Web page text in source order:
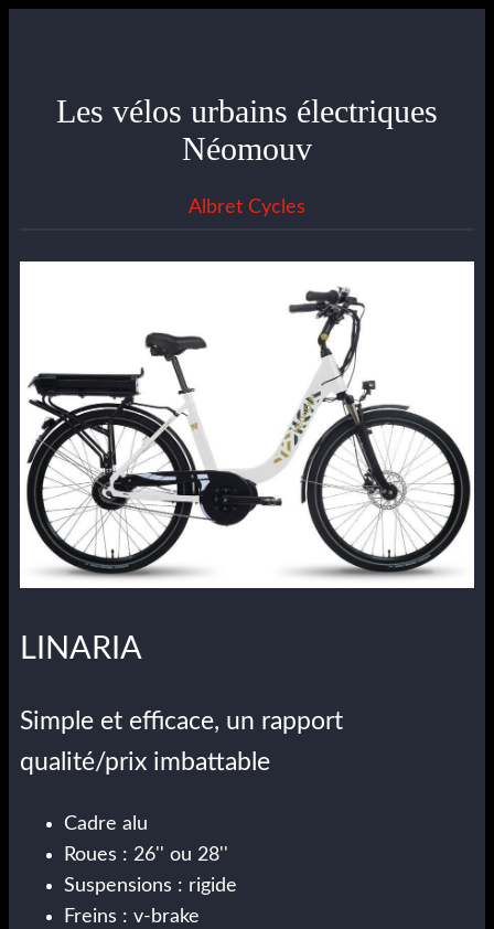
Les vélos urbains électriques
Néomouv
Albret Cycles
LINARIA
Simple et efficace, un rapport
qualité/prix imbattable
Cadre alu
Roues : 26'' ou 28''
Suspensions : rigide
Freins : v-brake